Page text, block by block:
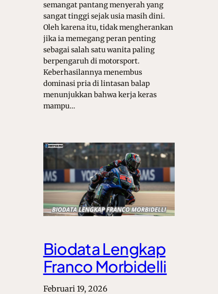
semangat pantang menyerah yang
sangat tinggi sejak usia masih dini.
Oleh karena itu, tidak mengherankan
jika ia memegang peran penting
sebagai salah satu wanita paling
berpengaruh di motorsport.
Keberhasilannya menembus
dominasi pria di lintasan balap
menunjukkan bahwa kerja keras
mampu…
Biodata Lengkap
Franco Morbidelli
Februari 19, 2026